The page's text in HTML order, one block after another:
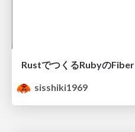
RustでつくるRubyのFiber
sisshiki1969